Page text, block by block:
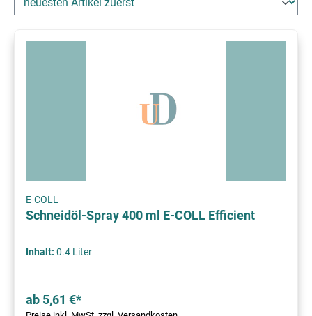
E-COLL
Schneidöl-Spray 400 ml E-COLL Efficient
Inhalt: 0.4 Liter
ab 5,61 €*